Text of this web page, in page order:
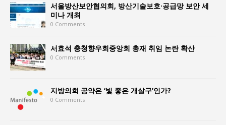
서울방산보안협의회, 방산기술보호·공급망 보안 세
미나 개최
0 Comments
서효석 충청향우회중앙회 총재 취임 논란 확산
0 Comments
지방의회 공약은 ‘빛 좋은 개살구’인가?
0 Comments